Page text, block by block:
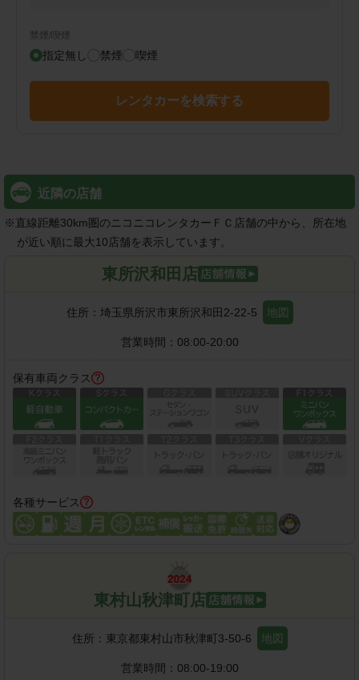
禁煙/喫煙
指定無し 禁煙 喫煙
レンタカーを検索する
近隣の店舗
※直線距離30km圏のニコニコレンタカーＦＣ店舗の中から、所在地
が近い順に最大10店舗を表示しています。
東所沢和田店
住所： 埼玉県所沢市東所沢和田2-22-5 地図
営業時間： 08:00-20:00
保有車両クラス
各種サービス
東村山秋津町店
住所： 東京都東村山市秋津町3-50-6 地図
営業時間： 08:00-19:00